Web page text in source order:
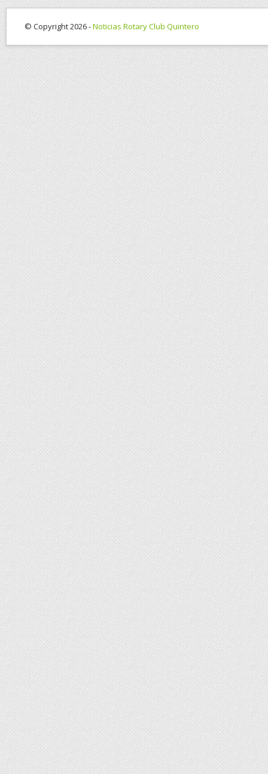
© Copyright 2026 -Noticias Rotary Club Quintero